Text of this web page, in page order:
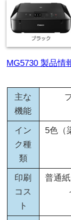
MG5730 製品情
主な
機能
イン
ク種
類
5色（
印刷
コス
ト
普通